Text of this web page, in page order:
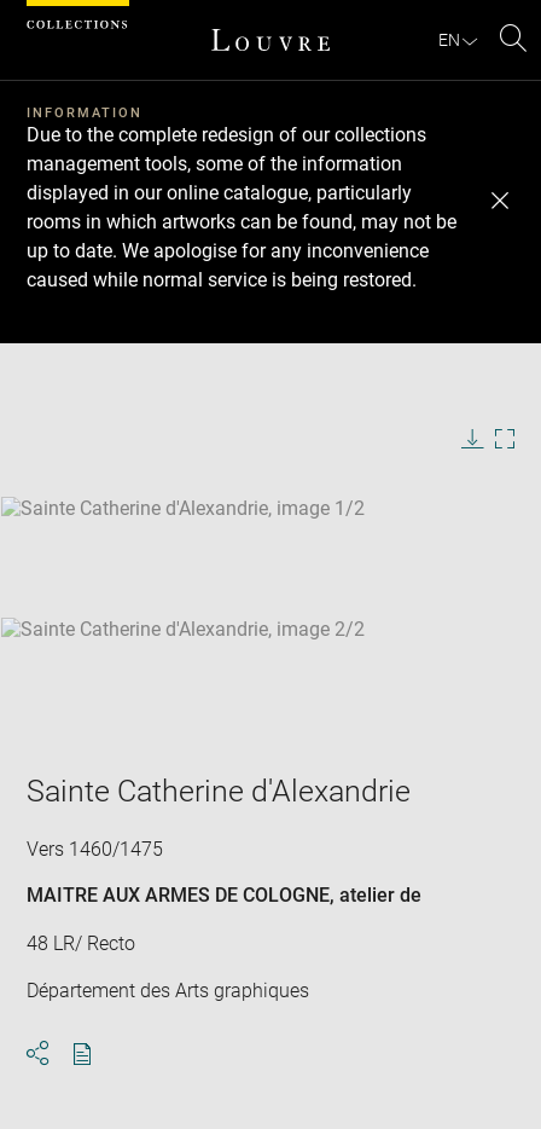
EN
INFORMATION
Due to the complete redesign of our collections
management tools, some of the information
displayed in our online catalogue, particularly
rooms in which artworks can be found, may not be
up to date. We apologise for any inconvenience
caused while normal service is being restored.
SKIP IMAGE CAROUSEL
Download
Next
Previous
Sainte Catherine d'Alexandrie
Vers 1460/1475
MAITRE AUX ARMES DE COLOGNE, atelier de
48 LR/ Recto
Département des Arts graphiques
Cookies management panel